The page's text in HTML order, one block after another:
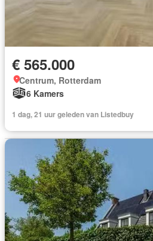
€ 565.000
Centrum, Rotterdam
6 Kamers
1 dag, 21 uur geleden van Listedbuy